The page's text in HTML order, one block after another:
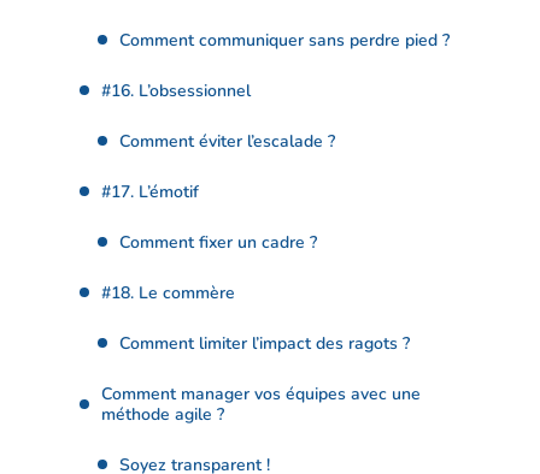
Comment communiquer sans perdre pied ?
#16. L’obsessionnel
Comment éviter l’escalade ?
#17. L’émotif
Comment fixer un cadre ?
#18. Le commère
Comment limiter l’impact des ragots ?
Comment manager vos équipes avec une
méthode agile ?
Soyez transparent !